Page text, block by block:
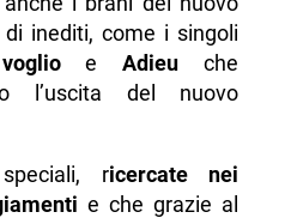
inediti, come i singoli
eAdieu che
l’uscita del nuovo
ricercate nei
e che grazie al